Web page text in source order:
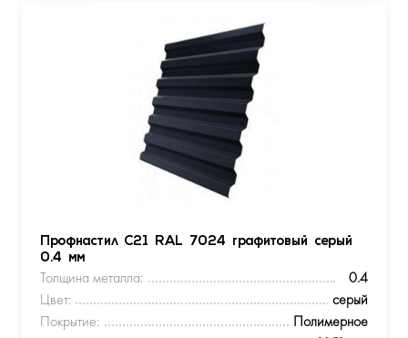
Профнастил С21 RAL 7024 графитовый серый
0.4 мм
Толщина металла:
0.4
Цвет:
серый
Покрытие:
Полимерное